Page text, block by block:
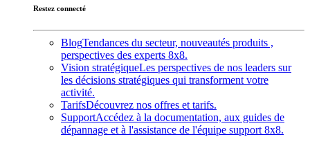
Restez connecté
BlogTendances du secteur, nouveautés produits ,
perspectives des experts 8x8.
Vision stratégiqueLes perspectives de nos leaders sur
les décisions stratégiques qui transforment votre
activité.
TarifsDécouvrez nos offres et tarifs.
SupportAccédez à la documentation, aux guides de
dépannage et à l'assistance de l'équipe support 8x8.